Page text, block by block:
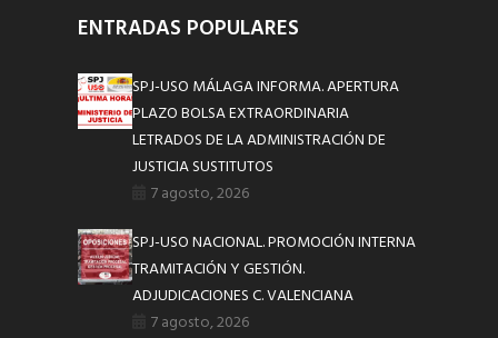
ENTRADAS POPULARES
SPJ-USO MÁLAGA INFORMA. APERTURA
PLAZO BOLSA EXTRAORDINARIA
LETRADOS DE LA ADMINISTRACIÓN DE
JUSTICIA SUSTITUTOS
7 agosto, 2026
SPJ-USO NACIONAL. PROMOCIÓN INTERNA
TRAMITACIÓN Y GESTIÓN.
ADJUDICACIONES C. VALENCIANA
7 agosto, 2026